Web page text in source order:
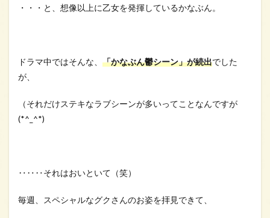
・・・と、想像以上に乙女を発揮しているかなぶん。
ドラマ中ではそんな、 「かなぶん鬱シーン」が続出でした
が、
（それだけステキなラブシーンが多いってことなんですが
(*^_^*)
‥‥‥それはおいといて（笑）
毎週、スペシャルなグクさんのお姿を拝見できて、